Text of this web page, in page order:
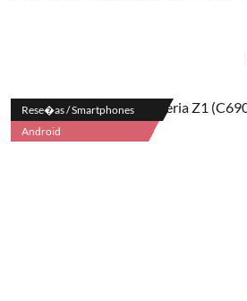
Rese�as / Smartphones
Android